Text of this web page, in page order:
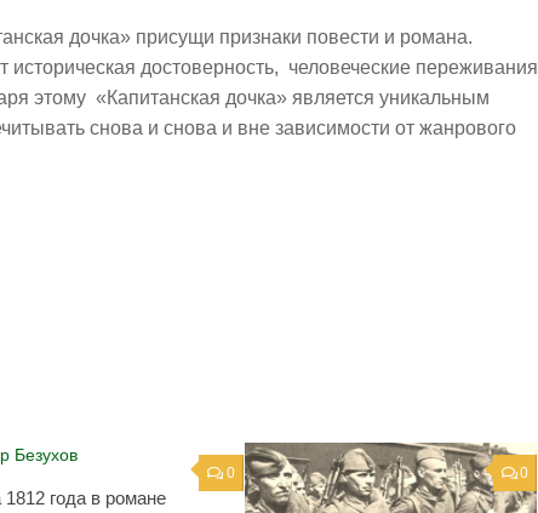
дочка» присущи признаки повести и романа.
историческая достоверность, человеческие переживания
этому «Капитанская дочка» является уникальным
снова и снова и вне зависимости от жанрового
0
1812 года в романе
0